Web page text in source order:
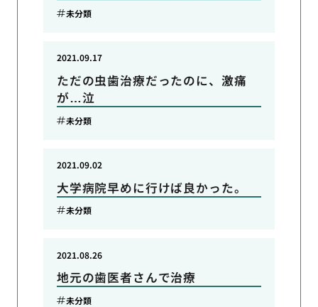
未分類
ただの虫歯治療だったのに、激痛
が…泣
2021.09.17
未分類
大学病院早めに行けば良かった。
2021.09.02
未分類
地元の歯医者さんで治療
2021.08.26
未分類